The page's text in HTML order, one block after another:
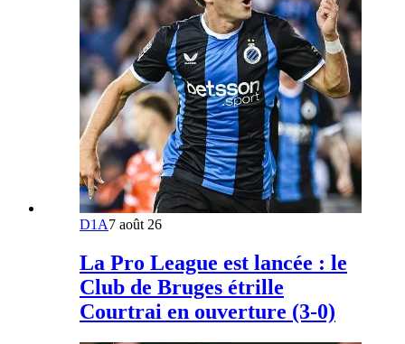
D1A7 août 26
La Pro League est lancée : le
Club de Bruges étrille
Courtrai en ouverture (3-0)